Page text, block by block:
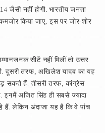
जैसी नहीं होगी. भारतीय जनता
किया जाए, इस पर जोर-शोर
सीटें नहीं मिलीं तो उत्तर
दूसरी तरफ, अखिलेश यादव का यह
सकते हैं. तीसरी तरफ, कांग्रेस
इनमें अजित सिंह ही सबसे ज्यादा
हैं. लेकिन अंदाजा यह है कि वे पांच